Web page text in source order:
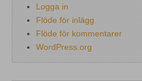
Logga in
Flöde för inlägg
Flöde för kommentarer
WordPress.org